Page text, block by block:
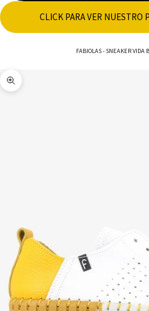
CLICK PARA VER NUESTRO
FABIOLAS- SNEAKER VIDA
Zoom picture